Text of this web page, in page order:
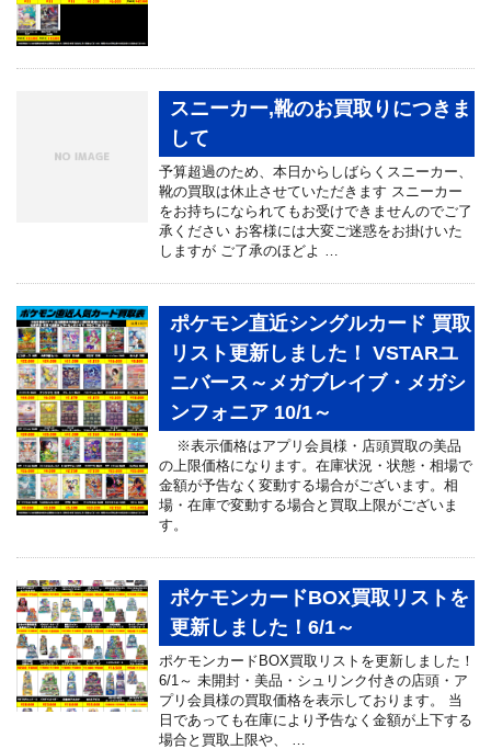
スニーカー,靴のお買取りにつきま
して
予算超過のため、本日からしばらくスニーカー、
靴の買取は休止させていただきます スニーカー
をお持ちになられてもお受けできませんのでご了
承ください お客様には大変ご迷惑をお掛けいた
しますが ご了承のほどよ …
ポケモン直近シングルカード 買取
リスト更新しました！ VSTARユ
ニバース～メガブレイブ・メガシ
ンフォニア 10/1～
※表示価格はアプリ会員様・店頭買取の美品
の上限価格になります。在庫状況・状態・相場で
金額が予告なく変動する場合がございます。相
場・在庫で変動する場合と買取上限がございま
す。
ポケモンカードBOX買取リストを
更新しました！6/1～
ポケモンカードBOX買取リストを更新しました！
6/1～ 未開封・美品・シュリンク付きの店頭・ア
プリ会員様の買取価格を表示しております。 当
日であっても在庫により予告なく金額が上下する
場合と買取上限や、 …